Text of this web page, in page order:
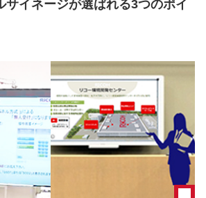
サイネージが選ばれる3つのポイ